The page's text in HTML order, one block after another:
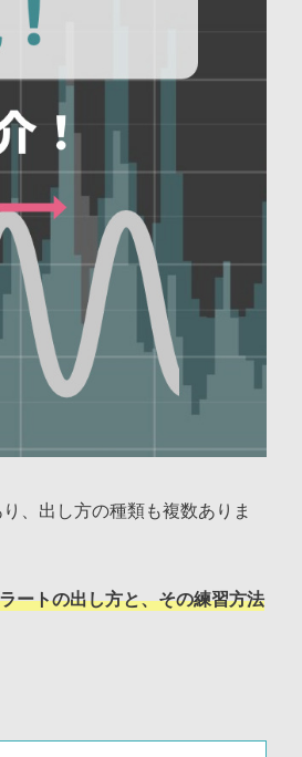
、出し方の種類も複数ありま
ートの出し方と、その練習方法